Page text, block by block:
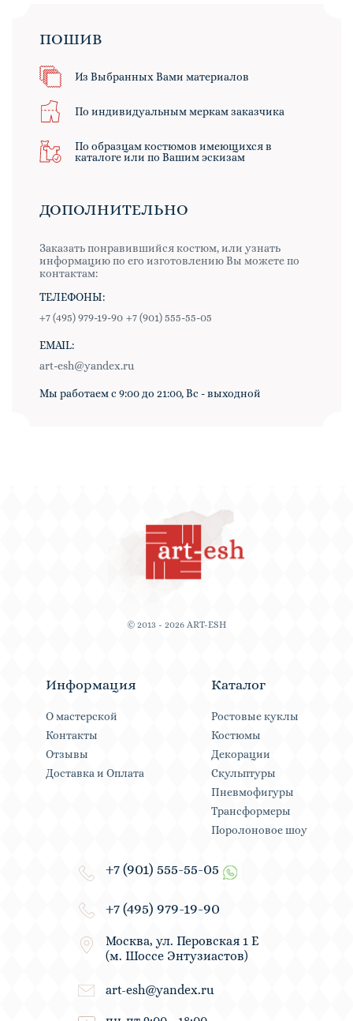
ПОШИВ
Из Выбранных Вами материалов
По индивидуальным меркам заказчика
По образцам костюмов имеющихся в
каталоге или по Вашим эскизам
ДОПОЛНИТЕЛЬНО
Заказать понравившийся костюм, или узнать
информацию по его изготовлению Вы можете по
контактам:
ТЕЛЕФОНЫ:
+7 (495) 979-19-90 +7 (901) 555-55-05
EMAIL:
art-esh@yandex.ru
Мы работаем с 9:00 до 21:00, Вс - выходной
© 2013 - 2026 ART-ESH
Информация
О мастерской
Контакты
Отзывы
Доставка и Оплата
Каталог
Ростовые куклы
Костюмы
Декорации
Скульптуры
Пневмофигуры
Трансформеры
Поролоновое шоу
+7 (901) 555-55-05
+7 (495) 979-19-90
Москва, ул. Перовская 1 Е
(м. Шоссе Энтузиастов)
art-esh@yandex.ru